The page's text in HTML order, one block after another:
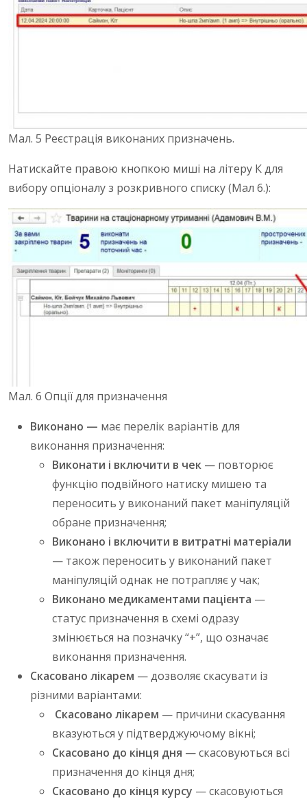
Мал. 5 Реєстрація виконаних призначень.
Натискайте правою кнопкою миші на літеру К для
вибору опціоналу з розкривного списку (Мал 6.):
Мал. 6 Опції для призначення
Виконано — має перелік варіантів для
виконання призначення:
Виконати і включити в чек — повторює
функцію подвійного натиску мишею та
переносить у виконаний пакет маніпуляцій
обране призначення;
Виконано і включити в витратні матеріали
— також переносить у виконаний пакет
маніпуляцій однак не потрапляє у чак;
Виконано медикаментами пацієнта —
статус призначення в схемі одразу
змінюється на позначку “+”, що означає
виконання призначення.
Скасовано лікарем — дозволяє скасувати із
різними варіантами:
Скасовано лікарем — причини скасування
вказуються у підтверджуючому вікні;
Скасовано до кінця дня — скасовуються всі
призначення до кінця дня;
Скасовано до кінця курсу — скасовуються